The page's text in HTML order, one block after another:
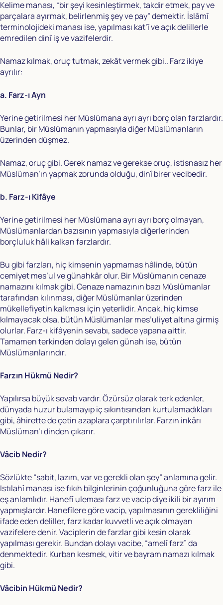
Kelime manası, “bir şeyi kesinleştirmek, takdir etmek, pay ve
parçalara ayırmak, belirlenmiş şey ve pay” demektir. İslâmî
terminolojideki manası ise, yapılması kat’î ve açık delillerle
emredilen dinî iş ve vazifelerdir.
Namaz kılmak, oruç tutmak, zekât vermek gibi.. Farz ikiye
ayrılır:
a. Farz-ı Ayn
Yerine getirilmesi her Müslümana ayrı ayrı borç olan farzlardır.
Bunlar, bir Müslümanın yapmasıyla diğer Müslümanların
üzerinden düşmez.
Namaz, oruç gibi. Gerek namaz ve gerekse oruç, istisnasız her
Müslüman’ın yapmak zorunda olduğu, dinî birer vecibedir.
b. Farz-ı Kifâye
Yerine getirilmesi her Müslümana ayrı ayrı borç olmayan,
Müslümanlardan bazısının yapmasıyla diğerlerinden
borçluluk hâli kalkan farzlardır.
Bu gibi farzları, hiç kimsenin yapmamas hâlinde, bütün
cemiyet mes’ul ve günahkâr olur. Bir Müslümanın cenaze
namazını kılmak gibi. Cenaze namazının bazı Müslümanlar
tarafından kılınması, diğer Müslümanlar üzerinden
mükellefiyetin kalkması için yeterlidir. Ancak, hiç kimse
kılmayacak olsa, bütün Müslümanlar mes’uliyet altına girmiş
olurlar. Farz-ı kifâyenin sevabı, sadece yapana aittir.
Tamamen terkinden dolayı gelen günah ise, bütün
Müslümanlarındır.
Farzın Hükmü Nedir?
Yapılırsa büyük sevab vardır. Özürsüz olarak terk edenler,
dünyada huzur bulamayıp iç sıkıntısından kurtulamadıkları
gibi, âhirette de çetin azaplara çarptırılırlar. Farzın inkârı
Müslüman’ı dinden çıkarır.
Vâcib Nedir?
Sözlükte “sabit, lazım, var ve gerekli olan şey” anlamına gelir.
Istılahî manası ise fıkıh bilginlerinin çoğunluğuna göre farz ile
eş anlamlıdır. Hanefî uleması farz ve vacip diye ikili bir ayırım
yapmışlardır. Hanefîlere göre vacip, yapılmasının gerekliliğini
ifade eden deliller, farz kadar kuvvetli ve açık olmayan
vazifelere denir. Vaciplerin de farzlar gibi kesin olarak
yapılması gerekir. Bundan dolayı vacibe, “amelî farz” da
denmektedir. Kurban kesmek, vitir ve bayram namazı kılmak
gibi.
Vâcibin Hükmü Nedir?